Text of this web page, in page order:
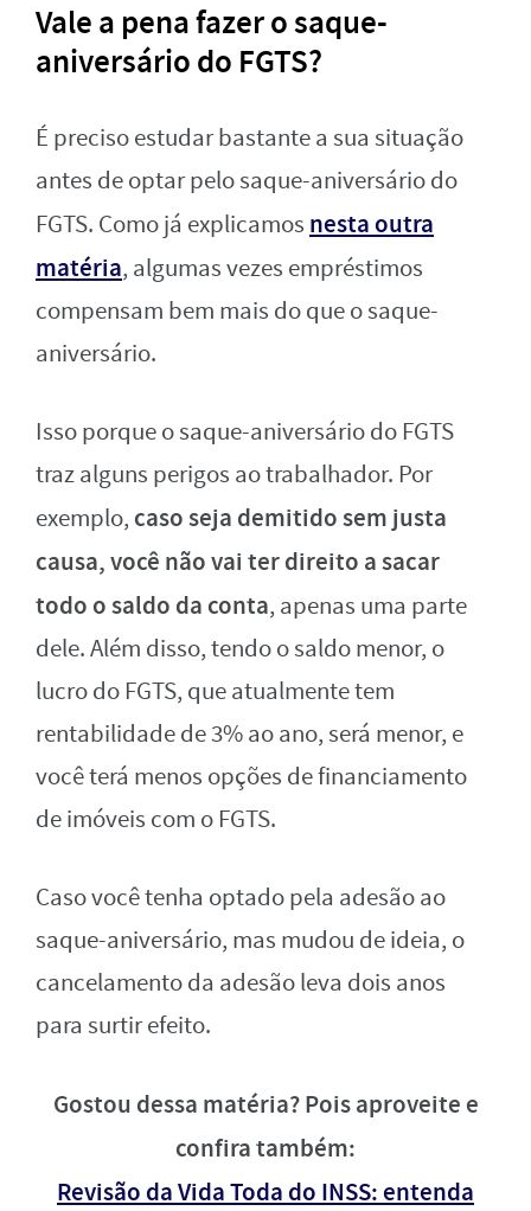
Vale a pena fazer o saque-
aniversário do FGTS?
É preciso estudar bastante a sua situação
antes de optar pelo saque-aniversário do
FGTS. Como já explicamos nesta outra
matéria, algumas vezes empréstimos
compensam bem mais do que o saque-
aniversário.
Isso porque o saque-aniversário do FGTS
traz alguns perigos ao trabalhador. Por
exemplo, caso seja demitido sem justa
causa, você não vai ter direito a sacar
todo o saldo da conta, apenas uma parte
dele. Além disso, tendo o saldo menor, o
lucro do FGTS, que atualmente tem
rentabilidade de 3% ao ano, será menor, e
você terá menos opções de financiamento
de imóveis com o FGTS.
Caso você tenha optado pela adesão ao
saque-aniversário, mas mudou de ideia, o
cancelamento da adesão leva dois anos
para surtir efeito.
Gostou dessa matéria? Pois aproveite e
confira também:
Revisão da Vida Toda do INSS: entenda